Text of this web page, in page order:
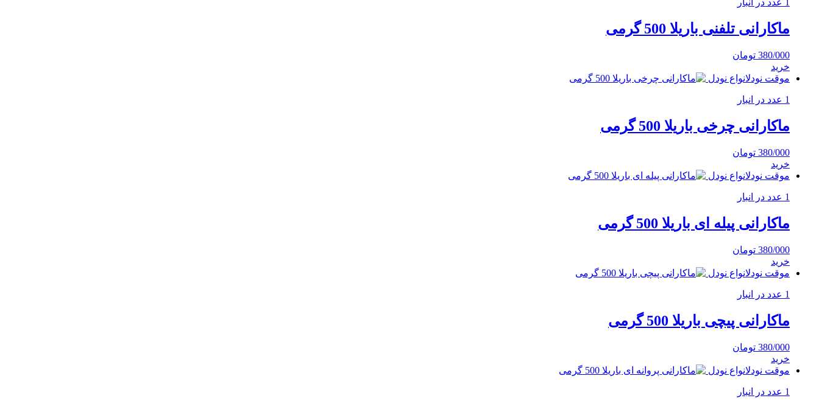
1 عدد در انبار
ماکارانی تلفنی باریلا 500 گرمی
380/000 تومان
خرید
موقت نودلانواع نودل
1 عدد در انبار
ماکارانی چرخی باریلا 500 گرمی
380/000 تومان
خرید
موقت نودلانواع نودل
1 عدد در انبار
ماکارانی پیله ای باریلا 500 گرمی
380/000 تومان
خرید
موقت نودلانواع نودل
1 عدد در انبار
ماکارانی پیچی باریلا 500 گرمی
380/000 تومان
خرید
موقت نودلانواع نودل
1 عدد در انبار